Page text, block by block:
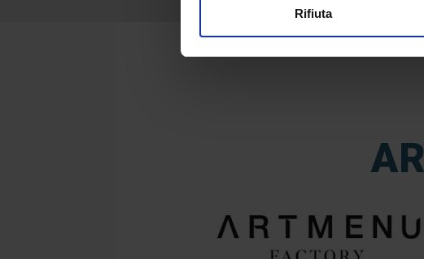
Rifiuta